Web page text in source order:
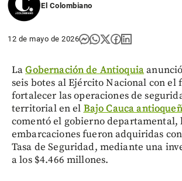
El Colombiano
12 de mayo de 2026
LaGobernación de Antioquia
seis botes al Ejército Nacional con el
fortalecer las operaciones de
territorial en el Bajo Cauca
comentó el gobierno departamental,
embarcaciones fueron adquiridas
Tasa de Seguridad, mediante una
a los $4.466 millones.